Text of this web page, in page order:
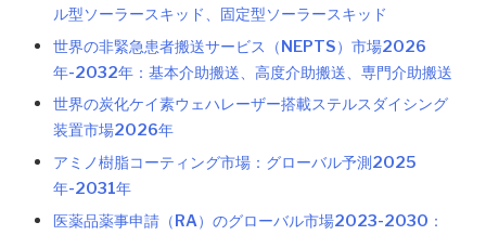
ル型ソーラースキッド、固定型ソーラースキッド
世界の非緊急患者搬送サービス（NEPTS）市場2026
年-2032年：基本介助搬送、高度介助搬送、専門介助搬送
世界の炭化ケイ素ウェハレーザー搭載ステルスダイシング
装置市場2026年
アミノ樹脂コーティング市場：グローバル予測2025
年-2031年
医薬品薬事申請（RA）のグローバル市場2023-2030：